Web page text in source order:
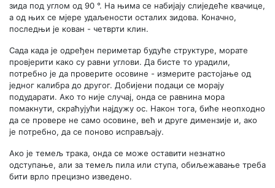
зида под углом од 90 °. На њима се набијају слиједеће квачице,
а од њих се мјере удаљености осталих зидова. Коначно,
последњи је кован - четврти клин.
Сада када је одређен периметар будуће структуре, морате
провјерити како су равни углови. Да бисте то урадили,
потребно је да проверите осовине - измерите растојање од
једног калибра до другог. Добијени подаци се морају
подударати. Ако то није случај, онда се равнина мора
помакнути, скраћујући најдужу ос. Након тога, биће неопходно
да се провере не само осовине, већ и друге димензије и, ако
је потребно, да се поново исправљају.
Ако је темељ трака, онда се може оставити незнатно
одступање, али за темељ пила или ступа, обиљежавање треба
бити врло прецизно изведено.